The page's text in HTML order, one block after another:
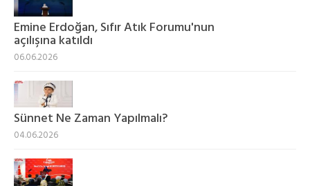
Emine Erdoğan, Sıfır Atık Forumu'nun
açılışına katıldı
06.06.2026
Sünnet Ne Zaman Yapılmalı?
04.06.2026